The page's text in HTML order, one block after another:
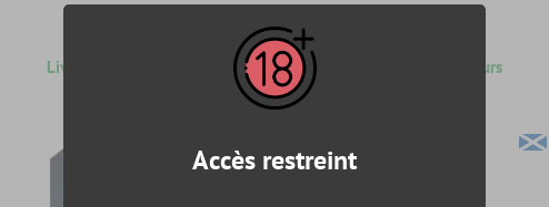
Livraison 5 - 6 jours Livraison 5 - 6 jours
Accès restreint